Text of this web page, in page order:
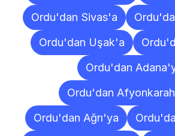
Ordu'dan Sivas'a
Ordu'dan Uşak'a
Ordu'dan
Ordu'dan
Ordu'dan Ağrı'ya